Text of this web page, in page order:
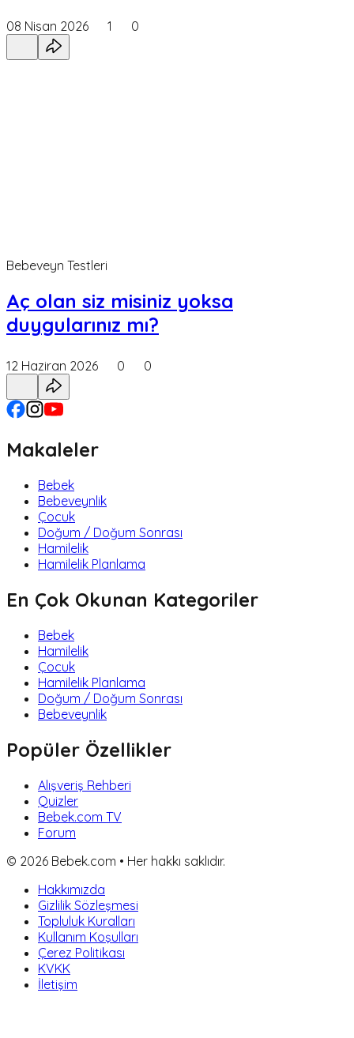
08 Nisan 2026 1 0
Bebeveyn Testleri
Aç olan siz misiniz yoksa
duygularınız mı?
12 Haziran 2026 0 0
Makaleler
Bebek
Bebeveynlik
Çocuk
Doğum / Doğum Sonrası
Hamilelik
Hamilelik Planlama
En Çok Okunan Kategoriler
Bebek
Hamilelik
Çocuk
Hamilelik Planlama
Doğum / Doğum Sonrası
Bebeveynlik
Popüler Özellikler
Alışveriş Rehberi
Quizler
Bebek.com TV
Forum
© 2026 Bebek.com • Her hakkı saklıdır.
Hakkımızda
Gizlilik Sözleşmesi
Topluluk Kuralları
Kullanım Koşulları
Çerez Politikası
KVKK
İletişim